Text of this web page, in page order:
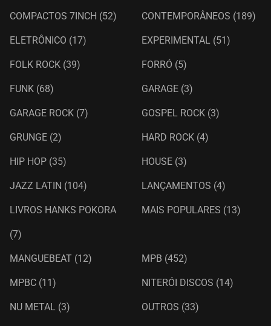
COMPACTOS 7INCH (52) CONTEMPORÂNEOS (189)
ELETRÔNICO (17) EXPERIMENTAL (51)
FOLK ROCK (39) FORRÓ (5)
FUNK (68) GARAGE (3)
GARAGE ROCK (7) GOSPEL ROCK (3)
GRUNGE (2) HARD ROCK (4)
HIP HOP (35) HOUSE (3)
JAZZ LATIN (104) LANÇAMENTOS (4)
LIVROS HANKS POKORA
(7)
MAIS POPULARES (13)
MANGUEBEAT (12) MPB (452)
MPBC (11) NITERÓI DISCOS (14)
NU METAL (3) OUTROS (33)